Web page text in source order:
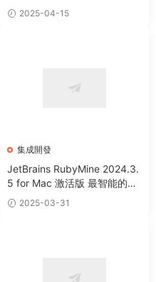
集成開發工具 (Intel+Apple Sil
icon)
2025-04-15
集成開發
JetBrains RubyMine 2024.3.
5 for Mac 激活版 最智能的Ru
by與Rails集成開發工具 (Intel
+Apple Silicon)
2025-03-31